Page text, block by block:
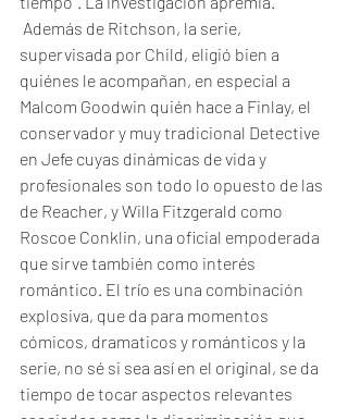
supervisada por Child, eligió bien a
quiénes le acompañan, en especial a
Malcom Goodwin quién hace a Finlay, el
conservador y muy tradicional Detective
en Jefe cuyas dinámicas de vida y
profesionales son todo lo opuesto de las
de Reacher, y Willa Fitzgerald como
Roscoe Conklin, una oficial empoderada
que sirve también como interés
romántico. El trío es una combinación
explosiva, que da para momentos
cómicos, dramaticos y románticos y la
serie, no sé si sea así en el original, se da
tiempo de tocar aspectos relevantes